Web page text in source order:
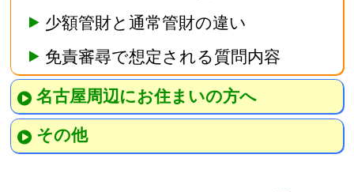
少額管財と通常管財の違い
免責審尋で想定される質問内容
名古屋周辺にお住まいの方へ
その他